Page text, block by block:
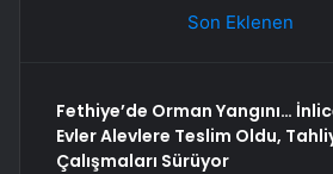
Son Eklenen
Fethiye’de Orman Yangını…
Evler Alevlere Teslim Oldu,
Çalışmaları Sürüyor